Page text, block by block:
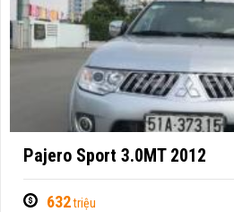
Pajero Sport 3.0MT 2012
632triệu